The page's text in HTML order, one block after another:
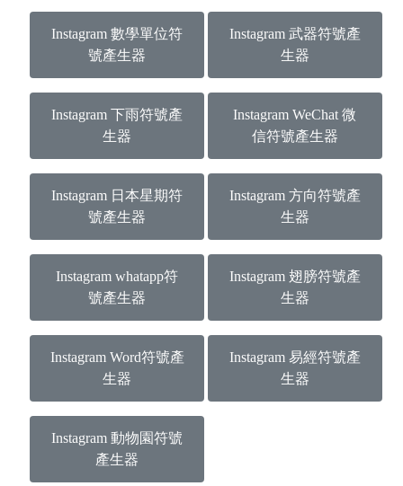
Instagram 數學單位符
號產生器
Instagram 武器符號產
生器
Instagram 下雨符號產
生器
Instagram WeChat 微
信符號產生器
Instagram 日本星期符
號產生器
Instagram 方向符號產
生器
Instagram whatapp符
號產生器
Instagram 翅膀符號產
生器
Instagram Word符號產
生器
Instagram 易經符號產
生器
Instagram 動物園符號
產生器